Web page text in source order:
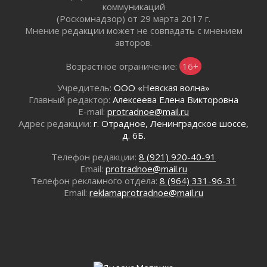
Путешествие к западным рубежам
30 июля 2026
Лаголовская общеобразовательная школа
откроется к концу сентября
Ленобласть наводит порядок на дорогах и в
перевозках
30 июля 2026
Комфортное лето: в Ленобласти 30 июля
ожидается теплая и сухая погода
Ладожский мост на трассе «Кола» полностью
закроют для движения в ночь на 31 июля
30 июля 2026
Волейболисты из Всеволожского района
ветеранов СВО стартовал в Выборге
коммуникаций
(Роскомнадзор) от 29 марта 2017 г.
Мнение редакции может не совпадать с мнением
авторов.
Возрастное ограничение: 16+
Учредитель: ООО «Невская волна»
Главный редактор: Алексеева Елена Викторовна
E-mail: protradnoe@mail.ru
Адрес редакции: г. Отрадное, Ленинградское шоссе,
д. 6Б.
Телефон редакции: 8 (921) 920-40-91
Email: protradnoe@mail.ru
Телефон рекламного отдела: 8 (964) 331-96-31
Email: reklamaprotradnoe@mail.ru